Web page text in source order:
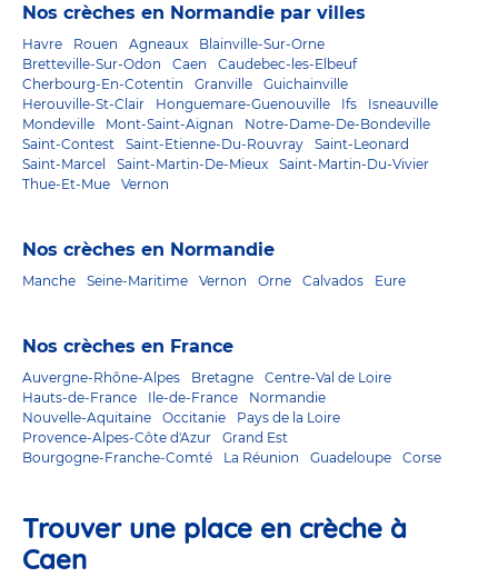
Nos crèches en Normandie par villes
Havre Rouen Agneaux
Blainville-Sur-Orne
Bretteville-Sur-Odon
Caen
Caudebec-les-Elbeuf
Cherbourg-En-Cotentin
Granville
Guichainville
Herouville-St-Clair
Honguemare-Guenouville Ifs
Isneauville
Mondeville
Mont-Saint-Aignan
Notre-Dame-De-Bondeville
Saint-Contest
Saint-Etienne-Du-Rouvray
Saint-Leonard
Saint-Marcel
Saint-Martin-De-Mieux
Saint-Martin-Du-Vivier
Thue-Et-Mue
Vernon
Nos crèches en Normandie
Manche Seine-Maritime Vernon Orne Calvados Eure
Nos crèches en France
Auvergne-Rhône-Alpes Bretagne
Centre-Val de Loire
Hauts-de-France
Ile-de-France
Normandie
Nouvelle-Aquitaine
Occitanie
Pays de la Loire
Provence-Alpes-Côte d'Azur
Grand Est
Bourgogne-Franche-Comté
La Réunion Guadeloupe Corse
Trouver une place en crèche à
Caen